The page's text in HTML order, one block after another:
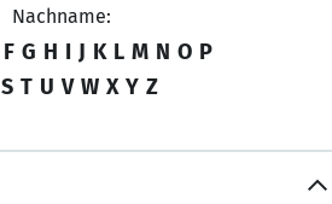
Nachname:
F G H I J K L M N O P
S T U V W X Y Z